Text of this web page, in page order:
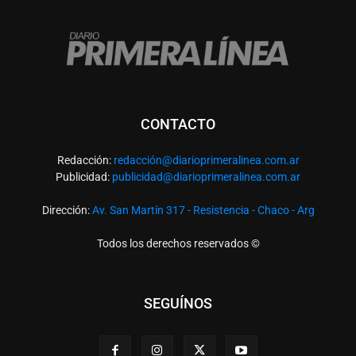
CONTACTO
Redacción: redacción@diarioprimeralinea.com.ar
Publicidad: publicidad@diarioprimeralinea.com.ar
Dirección:Av. San Martín 317 - Resistencia - Chaco - Arg
Todos los derechos reservados ©
SEGUÍNOS